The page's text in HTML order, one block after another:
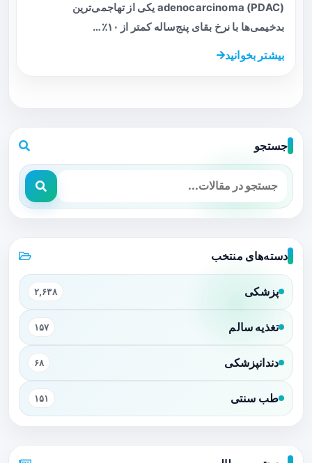
adenocarcinoma (PDAC) یکی از تهاجمی‌ترین
بدخیمی‌ها با نرخ بقای پنج‌ساله کمتر از ۱۰٪…
بیشتر بخوانید
جستجو
دسته‌های منتخب
پزشکی ۲,۶۳۸
تغذیه سالم ۱۵۷
دندانپزشکی ۶۸
طب سنتی ۱۵۱